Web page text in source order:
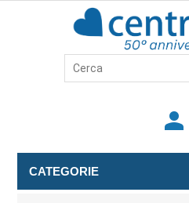
person
CATEGORIE